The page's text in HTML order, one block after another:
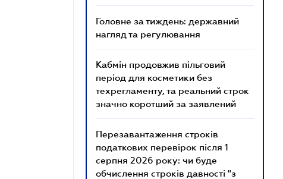
Головне за тиждень: державний
нагляд та регулювання
Кабмін продовжив пільговий
період для косметики без
техрегламенту, та реальний строк
значно коротший за заявлений
Перезавантаження строків
податкових перевірок після 1
серпня 2026 року: чи буде
обчислення строків давності "з